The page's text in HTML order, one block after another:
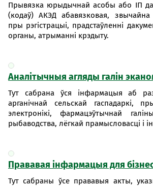
Прывязка юрыдычнай асобы або ІП да
(кодаў) АКЭД абавязковая,
пры рэгістрацыі, прадстаўленні
органы, атрыманні крэдыту.
Аналітычныя агляды галін
Тут сабрана ўся інфармацыя аб
арганічнай сельскай гаспадаркі,
электронікі, фармацэўтычнай
рыбаводства, лёгкай прамысловасці і
Прававая інфармацыя для
Тут сабраны ўсе прававыя акты,